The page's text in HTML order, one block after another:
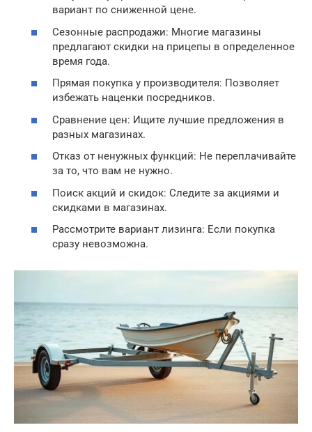
вариант по сниженной цене.
Сезонные распродажи: Многие магазины
предлагают скидки на прицепы в определенное
время года.
Прямая покупка у производителя: Позволяет
избежать наценки посредников.
Сравнение цен: Ищите лучшие предложения в
разных магазинах.
Отказ от ненужных функций: Не переплачивайте
за то, что вам не нужно.
Поиск акций и скидок: Следите за акциями и
скидками в магазинах.
Рассмотрите вариант лизинга: Если покупка
сразу невозможна.